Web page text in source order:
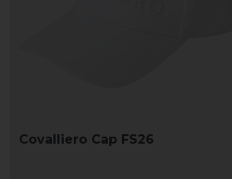
Covalliero Cap FS26